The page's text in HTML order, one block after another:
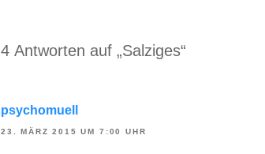
4 Antworten auf „Salziges“
psychomuell
23. MÄRZ 2015 UM 7:00 UHR